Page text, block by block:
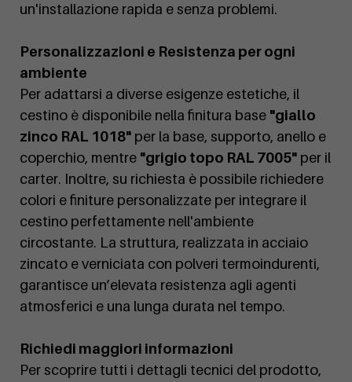
un'installazione rapida e senza problemi.
Personalizzazioni e Resistenza per ogni
ambiente
Per adattarsi a diverse esigenze estetiche, il
cestino è disponibile nella finitura base "giallo
zinco RAL 1018" per la base, supporto, anello e
coperchio, mentre "grigio topo RAL 7005" per il
carter. Inoltre, su richiesta è possibile richiedere
colori e finiture personalizzate per integrare il
cestino perfettamente nell'ambiente
circostante. La struttura, realizzata in acciaio
zincato e verniciata con polveri termoindurenti,
garantisce un’elevata resistenza agli agenti
atmosferici e una lunga durata nel tempo.
Richiedi maggiori informazioni
Per scoprire tutti i dettagli tecnici del prodotto,